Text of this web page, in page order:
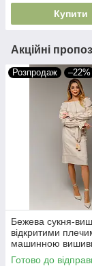
Купити
Акційні
Розпродаж –22%
Бежева сукня-
відкритими
машинною
Готово до